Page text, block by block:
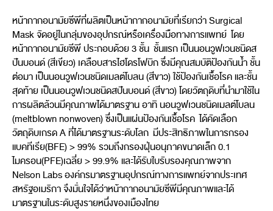
หน้ากากอนามัยซีพีที่ผลิตเป็นหน้ากากอนามัยที่เรียกว่า Surgical
Mask จัดอยู่ในกลุ่มของอุปกรณ์หรือเครื่องมือทางการแพทย์ โดย
หน้ากากอนามัยซีพี ประกอบด้วย 3 ชั้น ชั้นแรก เป็นนอนวูฟเวนชนิดส
ปันบอนด์ (สีเขียว) เคลือบสารไฮโดรโฟบิก ซึ่งมีคุณสมบัติป้องกันน้ำ ชั้น
ต่อมา เป็นนอนวูฟเวนชนิดเมลต์โบลน (สีขาว) ใช้ป้องกันเชื้อโรค และชั้น
สุดท้าย เป็นนอนวูฟเวนชนิดสปันบอนด์ (สีขาว) โดยวัตถุดิบที่นำมาใช้ใน
การผลิตล้วนมีคุณภาพได้มาตรฐาน อาทิ นอนวูฟเวนชนิดเมลต์โบลน
(meltblown nonwoven) ซึ่งเป็นแผ่นป้องกันเชื้อโรค ได้คัดเลือก
วัตถุดิบเกรด A ที่ได้มาตรฐานระดับโลก มีประสิทธิภาพในการกรอง
แบคทีเรีย(BFE) > 99% รวมถึงกรองฝุ่นอนุภาคขนาดเล็ก 0.1
ไมครอน(PFE)เฉลี่ย > 99.9% และได้รับใบรับรองคุณภาพจาก
Nelson Labs องค์กรมาตรฐานอุปกรณ์ทางการแพทย์จากประเทศ
สหรัฐอเมริกา จึงมั่นใจได้ว่าหน้ากากอนามัยซีพีมีคุณภาพและได้
มาตรฐานในระดับสูงรายหนึ่งของเมืองไทย